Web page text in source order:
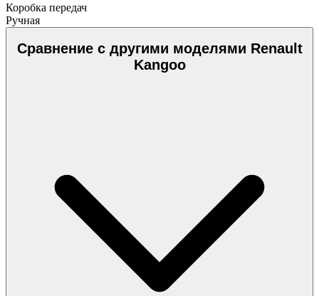
Коробка передач
Ручная
Сравнение с другими моделями Renault
Kangoo